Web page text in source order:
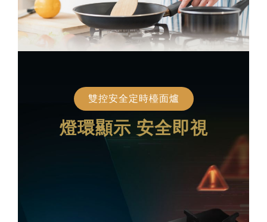
雙控安全定時檯面爐
燈環顯示 安全即視